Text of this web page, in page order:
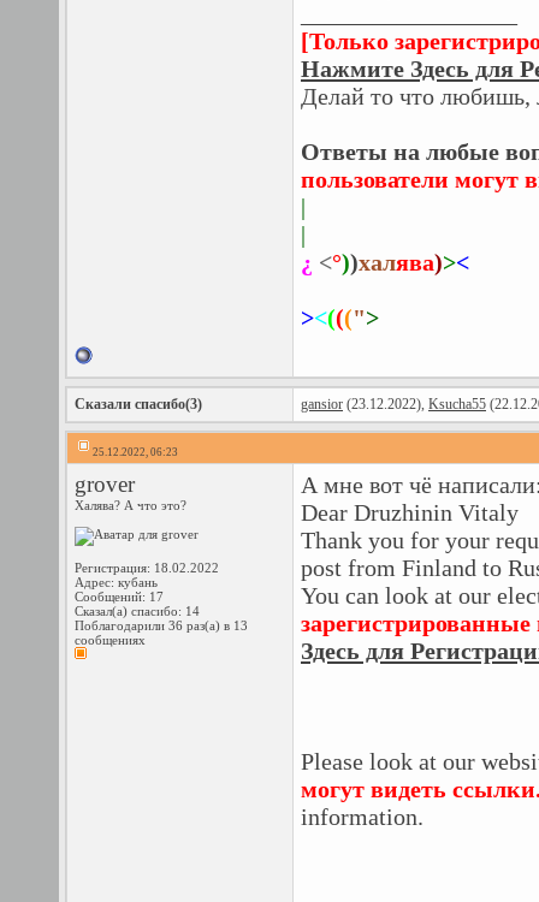
[Только
Нажмите Здесь для
Делай то что любишь,
Ответы на любые
пользователи могут
|
|
¿ <°))халява)><
><(((">
Сказали спасибо(3) gansior (23.12.2022), Ksucha55
25.12.2022, 06:23
grover
Халява? А что это?
Регистрация: 18.02.2022
Адрес: кубань
Сообщений: 17
Сказал(а) спасибо: 14
Поблагодарили 36 раз(а) в 13
сообщениях
А мне вот чё
Dear Druzhinin Vitaly
Thank you for your
post from Finland to
You can look at our
Здесь для
Please look at our
могут видеть
information.